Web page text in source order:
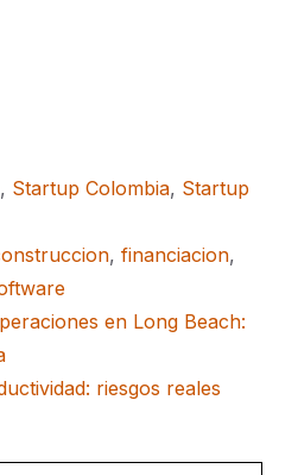
, Startup Colombia, Startup
, financiacion,
en Long Beach:
riesgos reales